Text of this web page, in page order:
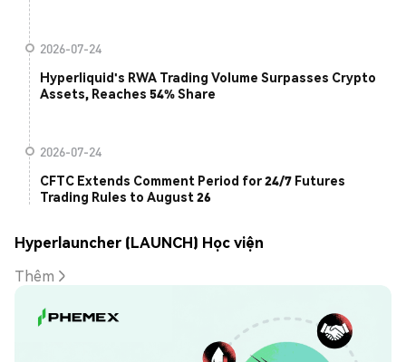
2026-07-24
Hyperliquid's RWA Trading Volume Surpasses Crypto
Assets, Reaches 54% Share
2026-07-24
CFTC Extends Comment Period for 24/7 Futures
Trading Rules to August 26
Hyperlauncher (LAUNCH) Học viện
Thêm